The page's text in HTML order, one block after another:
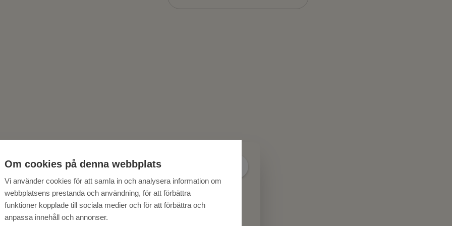
Nytt namn. Samma hjärta.
LILLA RÅDMANNEN HAR
Om cookies på denna webbplats
Vi använder cookies för att samla in och analysera information om
webbplatsens prestanda och användning, för att förbättra
funktioner kopplade till sociala medier och för att förbättra och
anpassa innehåll och annonser.